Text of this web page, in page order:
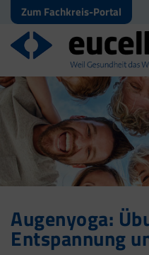
Zum Fachkreis-Portal
Augenyoga:
Entspannung